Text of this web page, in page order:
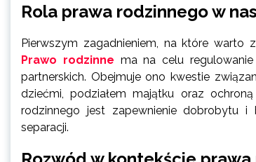
Rola prawa rodzinnego w
Pierwszym zagadnieniem, na które warto
Prawo rodzinne ma na celu
partnerskich. Obejmuje ono kwestie
dziećmi, podziałem majątku oraz
rodzinnego jest zapewnienie dobrobytu
separacji.